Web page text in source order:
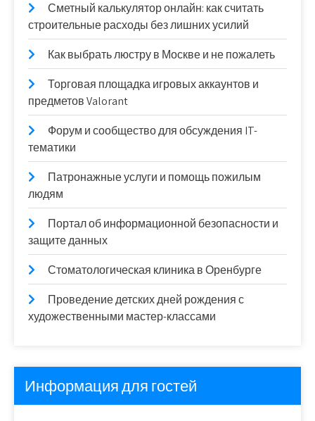
Сметный калькулятор онлайн: как считать
строительные расходы без лишних усилий
Как выбрать люстру в Москве и не пожалеть
Торговая площадка игровых аккаунтов и
предметов Valorant
Форум и сообщество для обсуждения IT-
тематики
Патронажные услуги и помощь пожилым
людям
Портал об информационной безопасности и
защите данных
Стоматологическая клиника в Оренбурге
Проведение детских дней рождения с
художественными мастер-классами
Информация для гостей